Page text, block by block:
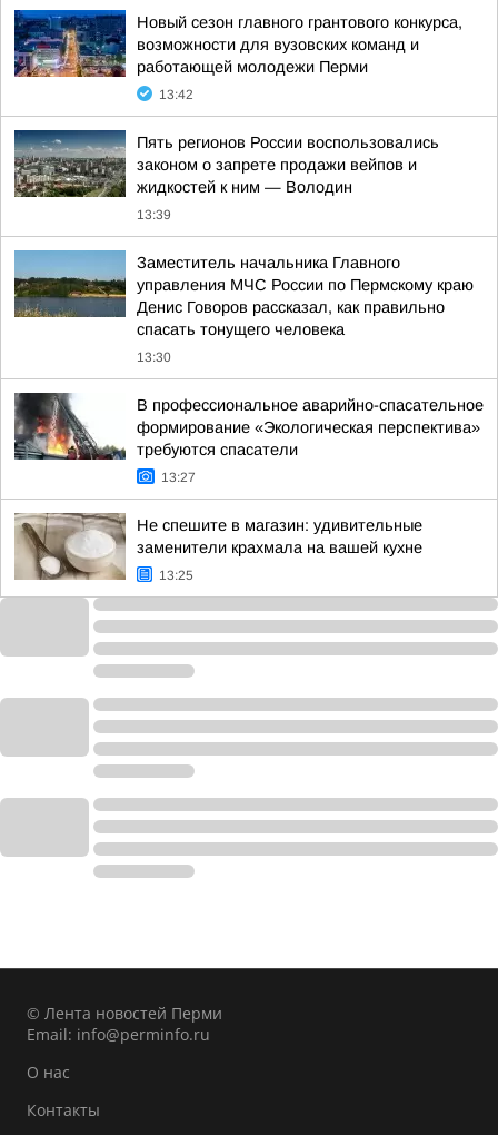
Новый сезон главного грантового конкурса,
возможности для вузовских команд и
работающей молодежи Перми
13:42
Пять регионов России воспользовались
законом о запрете продажи вейпов и
жидкостей к ним — Володин
13:39
Заместитель начальника Главного
управления МЧС России по Пермскому краю
Денис Говоров рассказал, как правильно
спасать тонущего человека
13:30
В профессиональное аварийно-спасательное
формирование «Экологическая перспектива»
требуются спасатели
13:27
Не спешите в магазин: удивительные
заменители крахмала на вашей кухне
13:25
© Лента новостей Перми
Email: info@perminfo.ru
О нас
Контакты